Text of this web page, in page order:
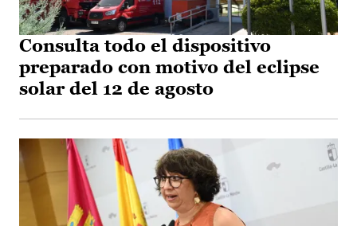
Consulta todo el dispositivo
preparado con motivo del eclipse
solar del 12 de agosto